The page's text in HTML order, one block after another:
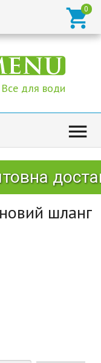

Все для води

шланг